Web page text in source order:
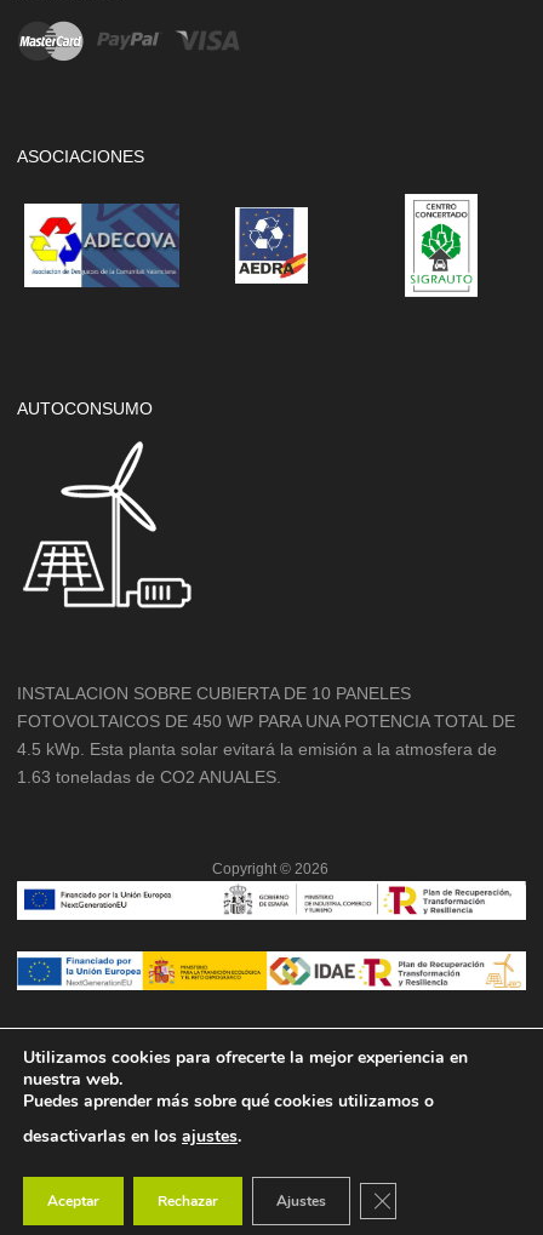
ASOCIACIONES
AUTOCONSUMO
INSTALACION SOBRE CUBIERTA DE 10 PANELES
FOTOVOLTAICOS DE 450 WP PARA UNA POTENCIA TOTAL DE
4.5 kWp. Esta planta solar evitará la emisión a la atmosfera de
1.63 toneladas de CO2 ANUALES.
Copyright © 2026
Utilizamos cookies para ofrecerte la mejor experiencia en
nuestra web.
Puedes aprender más sobre qué cookies utilizamos o
desactivarlas en los ajustes.
Aceptar Rechazar Ajustes Cerrar el banner de